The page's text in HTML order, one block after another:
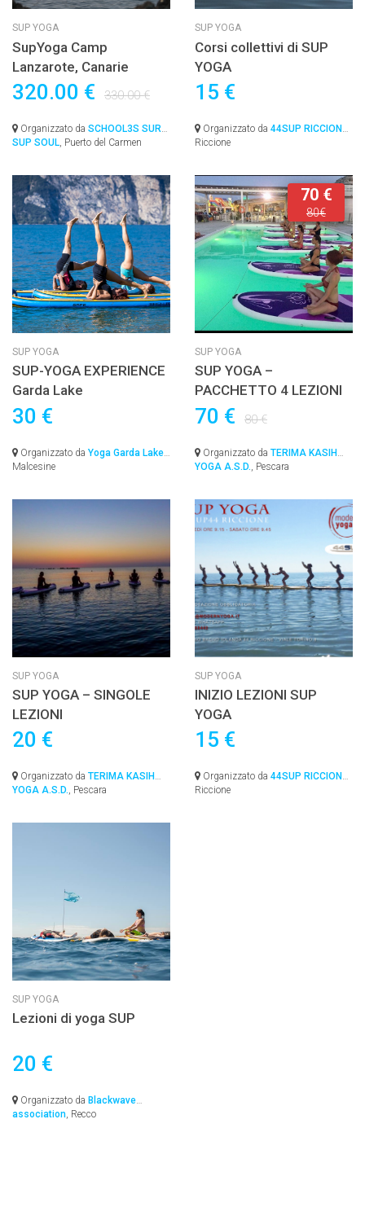
SUP YOGA
SupYoga Camp
Lanzarote, Canarie
320.00 € 330.00 €
Organizzato da SCHOOL3S SURF
SUP SOUL, Puerto del Carmen
SUP YOGA
Corsi collettivi di SUP
YOGA
15 €
Organizzato da 44SUP RICCIONE
Riccione
SUP YOGA
SUP-YOGA EXPERIENCE
Garda Lake
30 €
Organizzato da Yoga Garda Lake
Malcesine
70 €
80€
SUP YOGA
SUP YOGA –
PACCHETTO 4 LEZIONI
70 € 80 €
Organizzato da TERIMA KASIH
YOGA A.S.D. , Pescara
SUP YOGA
SUP YOGA – SINGOLE
LEZIONI
20 €
Organizzato da TERIMA KASIH
YOGA A.S.D., Pescara
SUP YOGA
INIZIO LEZIONI SUP
YOGA
15 €
Organizzato da 44SUP RICCIONE
Riccione
SUP YOGA
Lezioni di yoga SUP
20 €
Organizzato da Blackwave
association , Recco